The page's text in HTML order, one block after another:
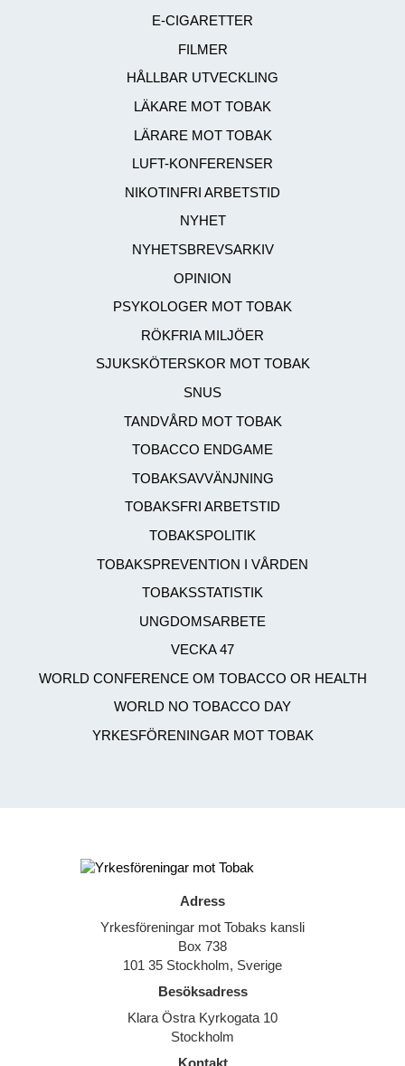
E-CIGARETTER
FILMER
HÅLLBAR UTVECKLING
LÄKARE MOT TOBAK
LÄRARE MOT TOBAK
LUFT-KONFERENSER
NIKOTINFRI ARBETSTID
NYHET
NYHETSBREVSARKIV
OPINION
PSYKOLOGER MOT TOBAK
RÖKFRIA MILJÖER
SJUKSKÖTERSKOR MOT TOBAK
SNUS
TANDVÅRD MOT TOBAK
TOBACCO ENDGAME
TOBAKSAVVÄNJNING
TOBAKSFRI ARBETSTID
TOBAKSPOLITIK
TOBAKSPREVENTION I VÅRDEN
TOBAKSSTATISTIK
UNGDOMSARBETE
VECKA 47
WORLD CONFERENCE OM TOBACCO OR HEALTH
WORLD NO TOBACCO DAY
YRKESFÖRENINGAR MOT TOBAK
Adress
Yrkesföreningar mot Tobaks kansli
Box 738
101 35 Stockholm, Sverige
Besöksadress
Klara Östra Kyrkogata 10
Stockholm